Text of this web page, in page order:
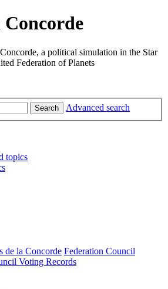
Concorde
a political simulation in the Star
Federation of Planets
Search Advanced search
topics
de la Concorde Federation Council
Voting Records